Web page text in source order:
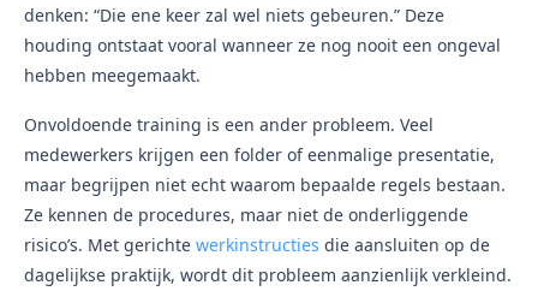
denken: “Die ene keer zal wel niets gebeuren.” Deze
houding ontstaat vooral wanneer ze nog nooit een ongeval
hebben meegemaakt.
Onvoldoende training is een ander probleem. Veel
medewerkers krijgen een folder of eenmalige presentatie,
maar begrijpen niet echt waarom bepaalde regels bestaan.
Ze kennen de procedures, maar niet de onderliggende
risico’s. Met gerichte werkinstructies die aansluiten op de
dagelijkse praktijk, wordt dit probleem aanzienlijk verkleind.